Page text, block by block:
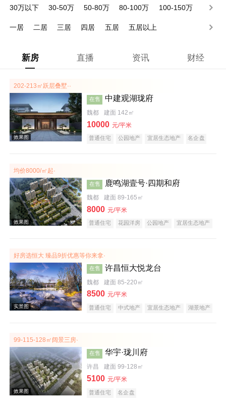
30万以下 30-50万 50-80万 80-100万
100-150万
一居
二居 三居 四居 五居 五居以上
新房 直播 资讯 财经
202-213㎡跃层叠墅··
效果图
在售 中建观湖珑府
魏都 建面 142㎡
10000 元/平米
普通住宅 公园地产 宜居生态地产 名企盘
均价8000/㎡起·
效果图
在售 鹿鸣湖壹号·四期和府
魏都 建面 89-165㎡
8000 元/平米
普通住宅 花园洋房 公园地产
宜居生态地产
好房选恒大 臻品9折优惠等你来拿·
在售 许昌恒大悦龙台
魏都 建面 85-220㎡
8500 元/平米
普通住宅 中式地产 宜居生态地产
湖景地产
99-115-128㎡阔景三房·
在售 华宇·珑川府
许昌 建面 99-128㎡
5100 元/平米
普通住宅 名企盘